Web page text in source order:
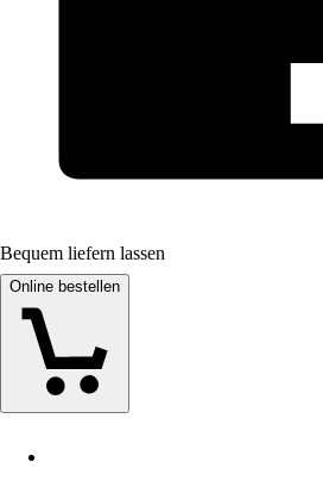
Bequem liefern lassen
Online bestellen